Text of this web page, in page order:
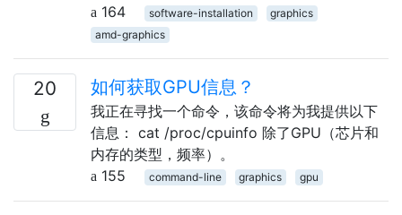
164
software-installation
graphics
amd-graphics
20 如何获取GPU信息？
我正在寻找一个命令，该命令将为我提供以下
信息： cat /proc/cpuinfo 除了GPU（芯片和
内存的类型，频率）。
155
command-line graphics gpu